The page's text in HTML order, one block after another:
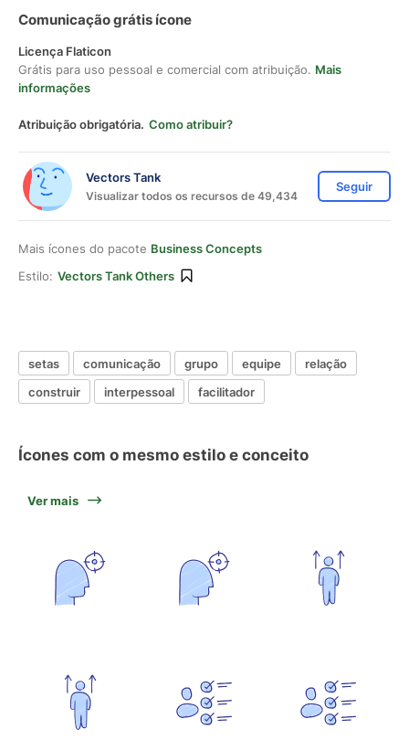
Comunicação grátis ícone
Licença Flaticon
Grátis para uso pessoal e comercial com atribuição. Mais
informações
Atribuição obrigatória. Como atribuir?
Vectors Tank
Visualizar todos os recursos de 49,434
Seguir
Mais ícones do pacote Business Concepts
Estilo: Vectors Tank Others
setas comunicação grupo equipe
relação
construir
interpessoal facilitador
Ícones com o mesmo estilo e conceito
Ver mais